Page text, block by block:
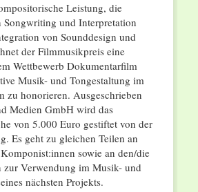
Leistung, die
und Interpretation
von Sounddesign und
der Filmmusikpreis eine
Wettbewerb Dokumentarfilm
Musik- und Tongestaltung im
zu honorieren. Ausgeschrieben
Medien GmbH wird das
von 5.000 Euro gestiftet von der
Es geht zu gleichen Teilen an
sowie an den/die
zur Verwendung im Musik- und
nächsten Projekts.